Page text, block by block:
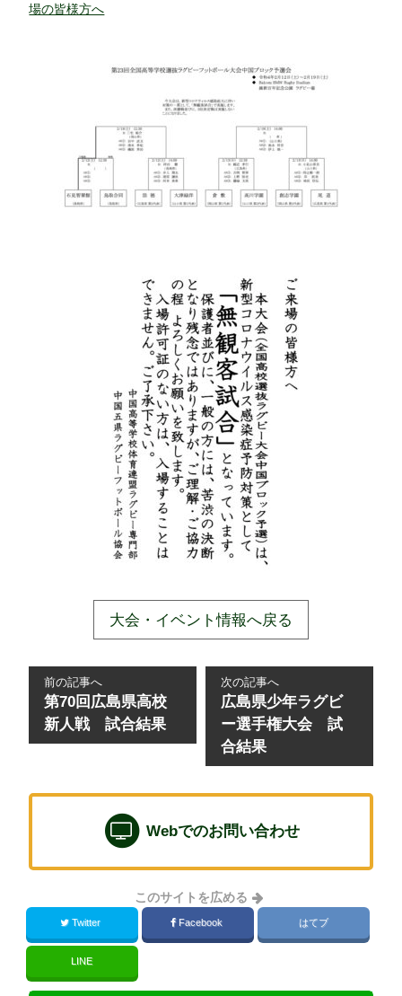
場の皆様方へ
大会・イベント情報へ戻る
前の記事へ
第70回広島県高校
新人戦 試合結果
次の記事へ
広島県少年ラグビ
ー選手権大会 試
合結果
Webでのお問い合わせ
このサイトを広める
Twitter Facebook はてブ
LINE